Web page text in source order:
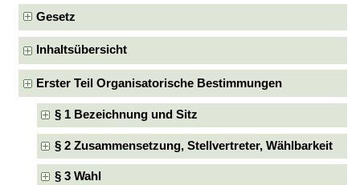
Gesetz
Inhaltsübersicht
Erster Teil Organisatorische Bestimmungen
§ 1 Bezeichnung und Sitz
§ 2 Zusammensetzung, Stellvertreter, Wählbarkeit
§ 3 Wahl